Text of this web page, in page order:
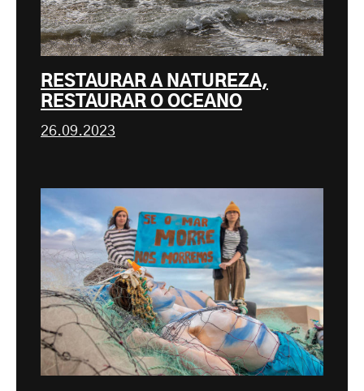
RESTAURAR A NATUREZA,
RESTAURAR O OCEANO
26.09.2023